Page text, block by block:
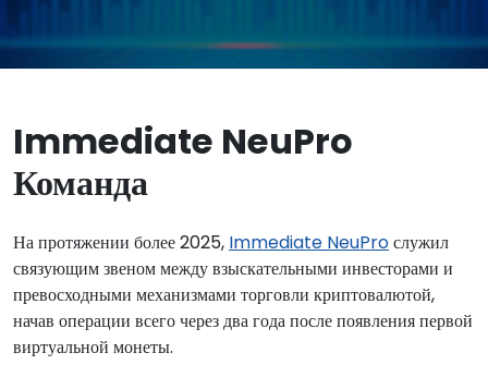
Immediate NeuPro
Команда
На протяжении более 2025, Immediate NeuProслужил
связующим звеном между взыскательными инвесторами и
превосходными механизмами торговли криптовалютой,
начав операции всего через два года после появления первой
виртуальной монеты.